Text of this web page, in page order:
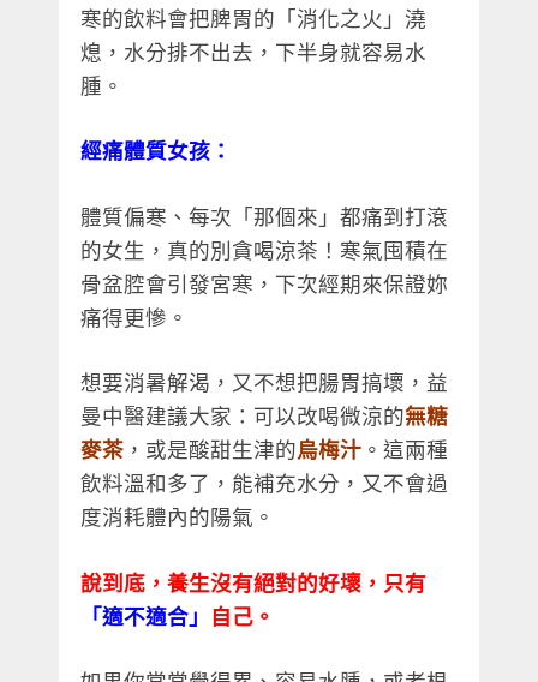
寒的飲料會把脾胃的「消化之火」澆
熄，水分排不出去，下半身就容易水
腫。
經痛體質女孩：
體質偏寒、每次「那個來」都痛到打滾
的女生，真的別貪喝涼茶！寒氣囤積在
骨盆腔會引發宮寒，下次經期來保證妳
痛得更慘。
想要消暑解渴，又不想把腸胃搞壞，益
曼中醫建議大家：可以改喝微涼的無糖
麥茶 ，或是酸甜生津的烏梅汁 。這兩種
飲料溫和多了，能補充水分，又不會過
度消耗體內的陽氣。
說到底，養生沒有絕對的好壞，只有
「適不適合」 自己。